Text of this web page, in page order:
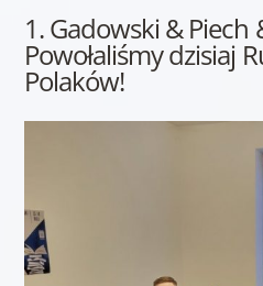
1. Gadowski & Piech
Powołaliśmy dzisiaj
Polaków!